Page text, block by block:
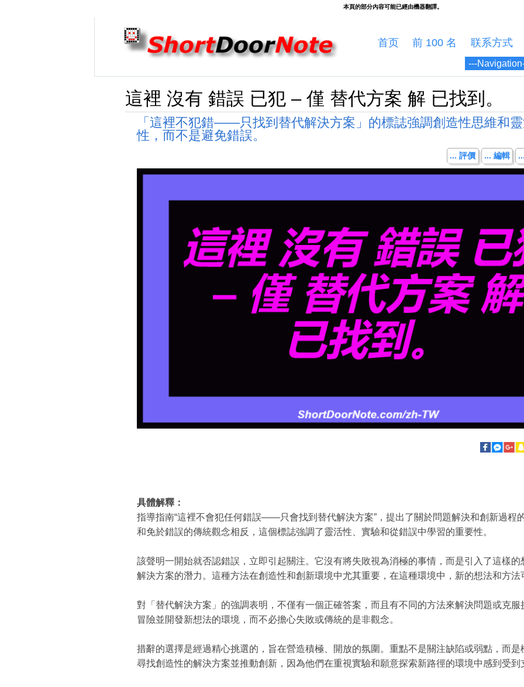
首页 前 100 名 联系方式
這裡 沒有 錯誤 已犯 – 僅 替代方案 解 已找到。
「這裡不犯錯——只找到替代解決方案」的標誌強調創造性思維和
性，而不是避免錯誤。
... 評價 ... 編輯
具體解釋：
指導指南“這裡不會犯任何錯誤——只會找到替代解決方案”，提出了關於問題解決和創新過程
和免於錯誤的傳統觀念相反，這個標誌強調了靈活性、實驗和從錯誤中學習的重要性。
該聲明一開始就否認錯誤，立即引起關注。它沒有將失敗視為消極的事情，而是引入了這樣
解決方案的潛力。這種方法在創造性和創新環境中尤其重要，在這種環境中，新的想法和方
對「替代解決方案」的強調表明，不僅有一個正確答案，而且有不同的方法來解決問題或克
冒險並開發新想法的環境，而不必擔心失敗或傳統的是非觀念。
措辭的選擇是經過精心挑選的，旨在營造積極、開放的氛圍。重點不是關注缺陷或弱點，而
尋找創造性的解決方案並推動創新，因為他們在重視實驗和願意探索新路徑的環境中感到受到